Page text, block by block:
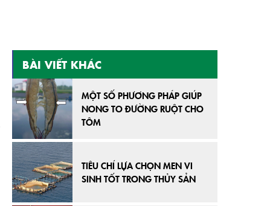
BÀI VIẾT KHÁC
MỘT SỐ PHƯƠNG PHÁP GIÚP
NONG TO ĐƯỜNG RUỘT CHO
TÔM
TIÊU CHÍ LỰA CHỌN MEN VI
SINH TỐT TRONG THỦY SẢN